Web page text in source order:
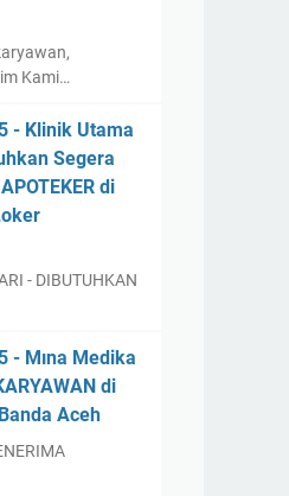
Kami…
- Klinik Utama
Segera
di
- DIBUTUHKAN
- Mına Medika
di
Aceh